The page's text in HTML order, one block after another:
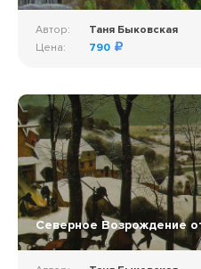
Автор:
Таня Быковская
Цена:
790
Северное Возрождение